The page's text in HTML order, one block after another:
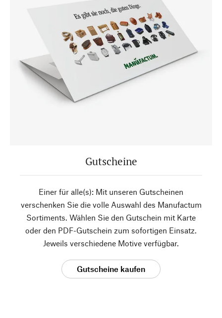
Gutscheine
Einer für alle(s): Mit unseren Gutscheinen
verschenken Sie die volle Auswahl des Manufactum
Sortiments. Wählen Sie den Gutschein mit Karte
oder den PDF-Gutschein zum sofortigen Einsatz.
Jeweils verschiedene Motive verfügbar.
Gutscheine kaufen